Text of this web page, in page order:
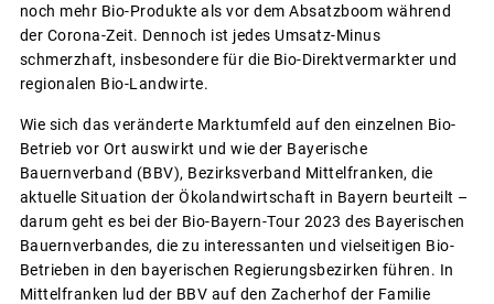
noch mehr Bio-Produkte als vor dem Absatzboom während
der Corona-Zeit. Dennoch ist jedes Umsatz-Minus
schmerzhaft, insbesondere für die Bio-Direktvermarkter und
regionalen Bio-Landwirte.
Wie sich das veränderte Marktumfeld auf den einzelnen Bio-
Betrieb vor Ort auswirkt und wie der Bayerische
Bauernverband (BBV), Bezirksverband Mittelfranken, die
aktuelle Situation der Ökolandwirtschaft in Bayern beurteilt –
darum geht es bei der Bio-Bayern-Tour 2023 des Bayerischen
Bauernverbandes, die zu interessanten und vielseitigen Bio-
Betrieben in den bayerischen Regierungsbezirken führen. In
Mittelfranken lud der BBV auf den Zacherhof der Familie